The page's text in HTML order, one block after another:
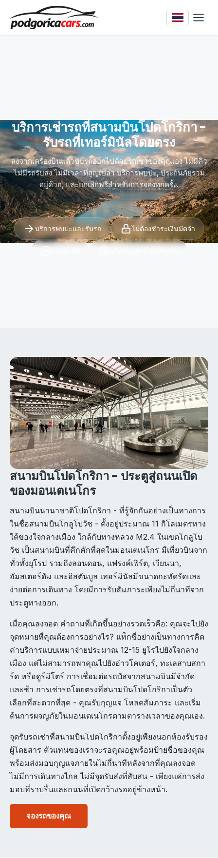
บริการเช่ารถที่สนามบินโปดโกริกา -
รับรถที่เทอร์มินัลโดยตรง
ลงจากเครื่องบินแล้วขับรถออกไปด้วยรถเช่าของคุณเอง ไม่มีคิว
ไม่มีรถรับส่ง ไม่มีเวลาที่สูญเปล่า บริการพบปะ, ประกันภัยรวม
อยู่ด้วย, และยกเลิกฟรีสำหรับการจองทุกครั้ง.
บริการพบปะและรับรถ ไม่ต้องชำระเงินมัดจำ
สนามบินโปดโกริกา - ประตูสู่ถนนเปิด
ของมอนเตเนโกร
สนามบินนานาชาติโปดโกริกา - ที่รู้จักกันอย่างเป็นทางการ
ในชื่อสนามบินโกลูโบวัช - ตั้งอยู่ประมาณ 11 กิโลเมตรทาง
ใต้ของใจกลางเมือง ใกล้กับทางหลวง M2.4 ในเขตโกลูโบ
วัช เป็นสนามบินที่คึกคักที่สุดในมอนเตเนโกร มีเที่ยวบินจาก
ทั่วทั้งยุโรป รวมถึงลอนดอน, แฟรงค์เฟิร์ต, เวียนนา,
อัมสเตอร์ดัม และอิสตันบูล เทอร์มินัลมีขนาดกะทัดรัดและ
ง่ายต่อการเดินทาง โดยมีการรับสัมภาระเพียงไม่กี่นาทีจาก
ประตูทางออก.
เมื่อคุณลงจอด คำถามที่เกิดขึ้นอย่างรวดเร็วคือ: คุณจะไปยัง
จุดหมายที่คุณต้องการอย่างไร? แท็กซี่อย่างเป็นทางการคิด
ค่าบริการแบบเหมาจ่ายประมาณ 12-15 ยูโรไปยังใจกลาง
เมือง แต่ไม่สามารถพาคุณไปยังอ่าวโคเตอร์, ทะเลสาบสกา
ร์ด หรือดูร์มิโตร์ การเชื่อมต่อรถบัสจากสนามบินมีจำกัด
และช้า การเช่ารถโดยตรงที่สนามบินโปดโกริกาเป็นตัว
เลือกที่สะดวกที่สุด - คุณรับกุญแจ โหลดสัมภาระ และเริ่ม
ต้นการผจญภัยในมอนเตเนโกรตามตารางเวลาของคุณเอง.
จุดรับรถเช่าที่สนามบินโปดโกริกาตั้งอยู่เพียงนอกห้องรับรอง
ผู้โดยสาร ตัวแทนของเราจะรอคุณอยู่พร้อมป้ายชื่อของคุณ
พร้อมส่งมอบกุญแจภายในไม่กี่นาทีหลังจากที่คุณลงจอด
ไม่มีการเดินทางไกล ไม่มีจุดรับส่งที่สับสน - เพียงแค่การส่ง
มอบที่ราบรื่นและถนนที่เปิดกว้างรออยู่ข้างหน้า.
จองรถของคุณ